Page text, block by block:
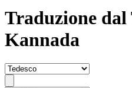
Traduzione dal
Kannada